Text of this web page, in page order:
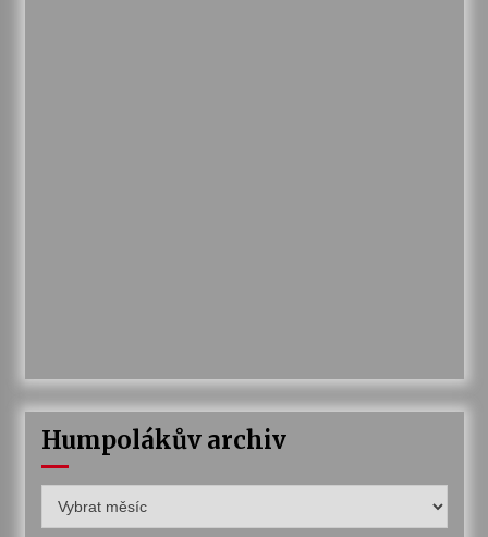
Humpolákův archiv
archiv